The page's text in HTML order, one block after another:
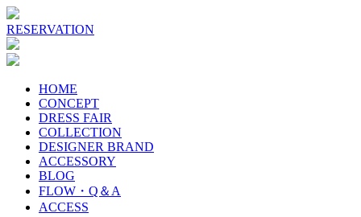
RESERVATION
HOME
CONCEPT
DRESS FAIR
COLLECTION
DESIGNER BRAND
ACCESSORY
BLOG
FLOW・Q＆A
ACCESS